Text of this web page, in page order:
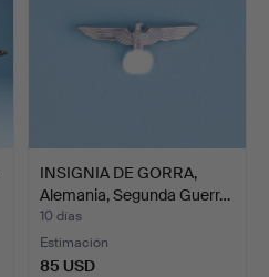
INSIGNIA DE GORRA,
Alemania, Segunda Guerr…
10 días
Estimación
85 USD